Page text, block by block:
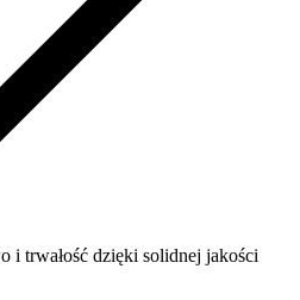
i trwałość dzięki solidnej jakości